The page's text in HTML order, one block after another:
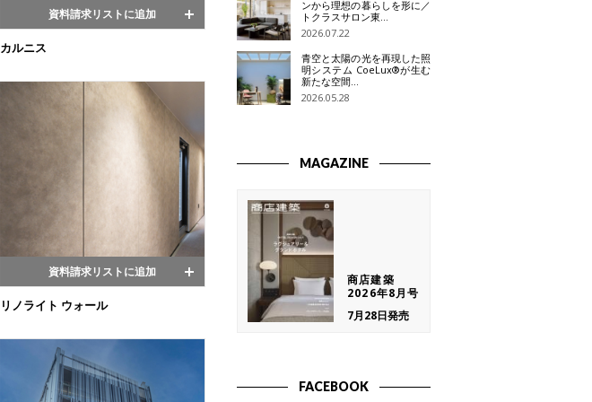
資料請求リストに追加
カルニス
資料請求リストに追加
リノライト ウォール
ンから理想の暮らしを形に／
トクラスサロン東…
2026.07.22
青空と太陽の光を再現した照
明システム CoeLux®が生む
新たな空間…
2026.05.28
MAGAZINE
商店建築
2026年8月号
7月28日発売
FACEBOOK